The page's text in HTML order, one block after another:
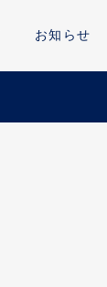
お知らせ